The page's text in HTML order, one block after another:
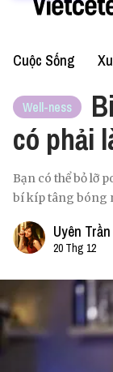
Cuộc Sống
Well-ness
có phải
Bạn có thể bỏ lỡ
bí kíp tâng bóng
Uyên Trần
20 Thg 12